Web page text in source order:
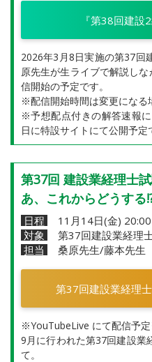
『第38回建設
2026年3月8日実施の第37回
原先生が生ライブで解説し
信開始の予定です。
※配信開始時間は変更になる
※予想配点付きの解答速報
日に特設サイトにて公開予定
第37回 建設業経理士
あ、これからどうする!?
日程
11月14日(金) 20:00
対象
第37回建設業経理
担当
桑原先生/藤本先生
第37回建設業経理
※YouTubeLive にて配信予
9月に行われた第37回建設業
て。